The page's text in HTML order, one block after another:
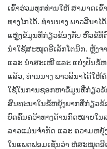
ເຂົ້າຮ່ວມທຸກທ່ານໃຫ້ ສາມາດເ
ທາງໄກໄດ້. ທ່ານນາງ ພາວລີນາ
ແຫຼູ່ງຂໍ້ມູນທີ່ກ່ຽວຂ້ອງກັບ ຫົວຂໍ້ທີ່
ນໍາໃຊ້ສະໝຸດອີເລັກໂຕນິກ. ຫຼັງ
ແລະ ນໍາສະເໜີ ແລະ ແບ່ງປັນຂໍ້
ແລ້ວ, ທ່ານນາງ ພາວລີນາໄດ້ໃ
ໃຊ້ໃນການຊອກຫາຂໍ້ມູນທີ່ກ່ຽວຂ້
ສົນທະນາໃນຂໍ້ຫຍຸ້ງຍາກທີ່ກ່ຽວ
ບົດຄົ້ນຄວ້າທາງດ້ານກົດໝາຍໃນ
ລາວແມ່ນຈໍາກັດ ແລະ ຄວາມຫ
ໃນແພດຟອມເຊັ່ນວ່າ ຫໍສະໝຸດອີ